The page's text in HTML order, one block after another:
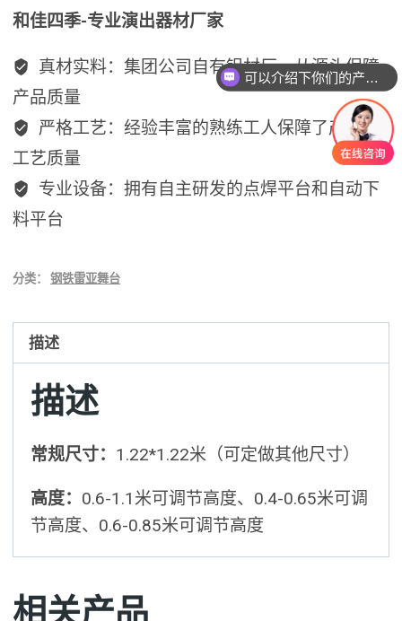
和佳四季-专业演出器材厂家
真材实料：集团公司自有铝材厂，从源头保障
产品质量
严格工艺：经验丰富的熟练工人保障了产品的
工艺质量
专业设备：拥有自主研发的点焊平台和自动下
料平台
分类：钢铁雷亚舞台
描述
描述
常规尺寸： 1.22*1.22米（可定做其他尺寸）
高度： 0.6-1.1米可调节高度、0.4-0.65米可调
节高度、0.6-0.85米可调节高度